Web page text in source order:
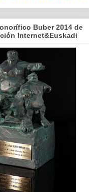
Buber 2014 de
Internet&Euskadi